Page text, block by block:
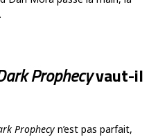
Prophecyvaut-il
Prophecy n’est pas parfait,